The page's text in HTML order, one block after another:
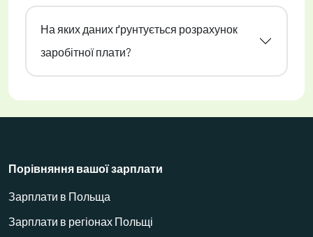
На яких даних ґрунтується розрахунок
заробітної плати?
Порівняння вашої зарплати
Зарплати в Польща
Зарплати в регіонах Польщі